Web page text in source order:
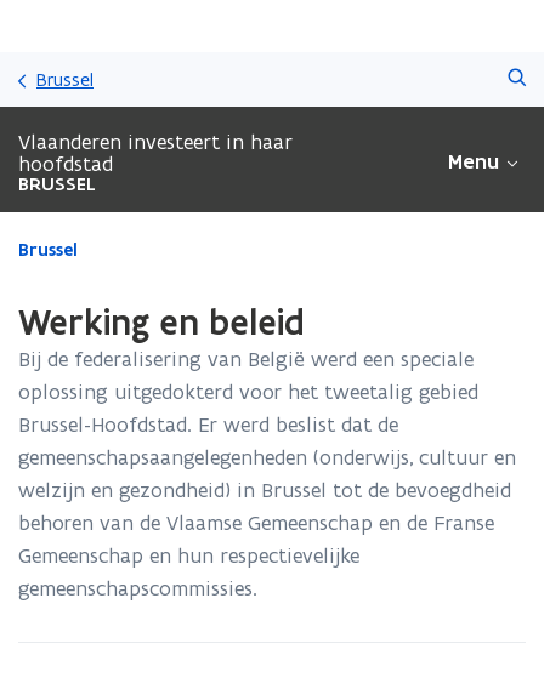
inhoud
Brussel
Vlaanderen investeert in haar
hoofdstad
BRUSSEL
Menu
Gedaan
bevindt
op:
Werking
beleid
Brussel
Werking en beleid
Bij de federalisering van België werd een speciale
oplossing uitgedokterd voor het tweetalig gebied
Brussel-Hoofdstad. Er werd beslist dat de
gemeenschapsaangelegenheden (onderwijs, cultuur en
welzijn en gezondheid) in Brussel tot de bevoegdheid
behoren van de Vlaamse Gemeenschap en de Franse
Gemeenschap en hun respectievelijke
gemeenschapscommissies.